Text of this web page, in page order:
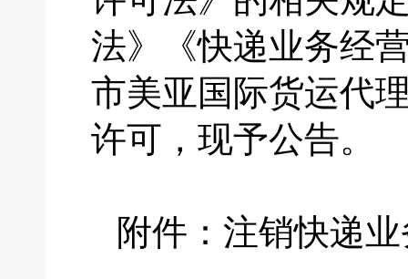
法》《快递业务经
市美亚国际货运代
许可，现予公告。
附件：注销快递